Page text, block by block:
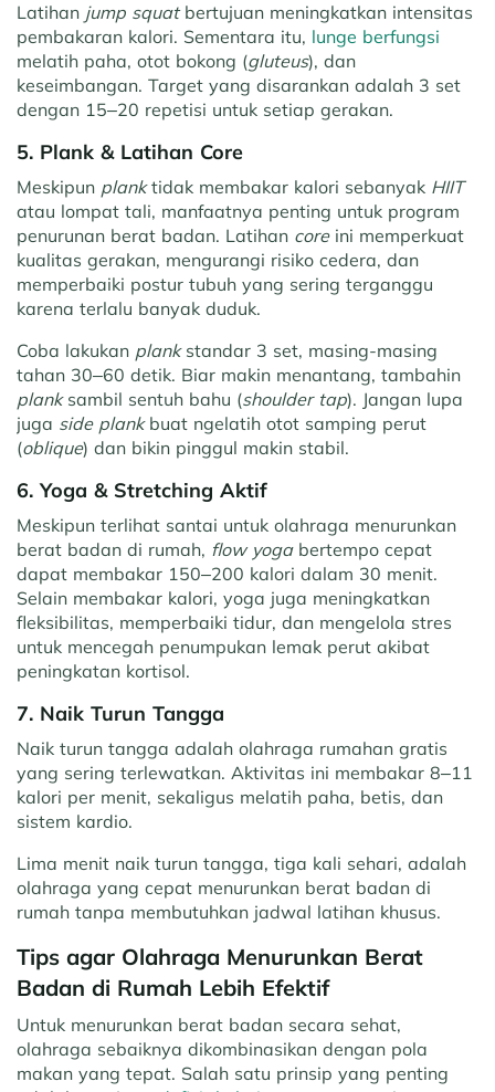
Latihan jump squatbertujuan meningkatkan intensitas
pembakaran kalori. Sementara itu, lunge berfungsi
melatih paha, otot bokong (gluteus), dan
keseimbangan. Target yang disarankan adalah 3 set
dengan 15–20 repetisi untuk setiap gerakan.
5. Plank & Latihan Core
Meskipun planktidak membakar kalori sebanyak HIIT
atau lompat tali, manfaatnya penting untuk program
penurunan berat badan. Latihan coreini memperkuat
kualitas gerakan, mengurangi risiko cedera, dan
memperbaiki postur tubuh yang sering terganggu
karena terlalu banyak duduk.
Coba lakukan plankstandar 3 set, masing-masing
tahan 30–60 detik. Biar makin menantang, tambahin
planksambil sentuh bahu (shoulder tap). Jangan lupa
juga side plankbuat ngelatih otot samping perut
(oblique) dan bikin pinggul makin stabil.
6. Yoga & Stretching Aktif
Meskipun terlihat santai untuk olahraga menurunkan
berat badan di rumah, flow yogabertempo cepat
dapat membakar 150–200 kalori dalam 30 menit.
Selain membakar kalori, yoga juga meningkatkan
fleksibilitas, memperbaiki tidur, dan mengelola stres
untuk mencegah penumpukan lemak perut akibat
peningkatan kortisol.
7. Naik Turun Tangga
Naik turun tangga adalah olahraga rumahan gratis
yang sering terlewatkan. Aktivitas ini membakar 8–11
kalori per menit, sekaligus melatih paha, betis, dan
sistem kardio.
Lima menit naik turun tangga, tiga kali sehari, adalah
olahraga yang cepat menurunkan berat badan di
rumah tanpa membutuhkan jadwal latihan khusus.
Tips agar Olahraga Menurunkan Berat
Badan di Rumah Lebih Efektif
Untuk menurunkan berat badan secara sehat,
olahraga sebaiknya dikombinasikan dengan pola
makan yang tepat. Salah satu prinsip yang penting